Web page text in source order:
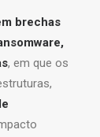
brechas
, em que os